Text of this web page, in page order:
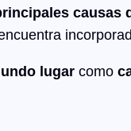
causas
lugar como